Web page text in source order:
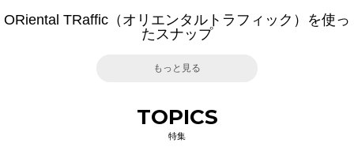
ORiental TRaffic（オリエンタルトラフィック）を使っ
たスナップ
もっと見る
TOPICS
特集